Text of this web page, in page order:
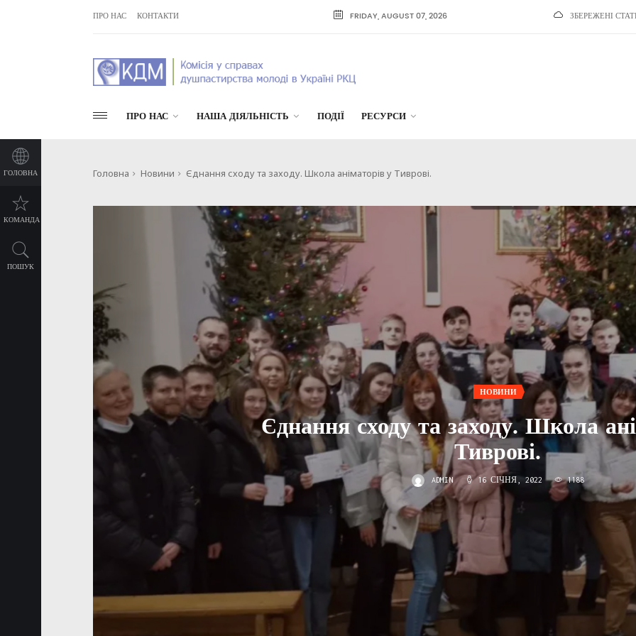
ПРО НАС КОНТАКТИ FRIDAY, AUGUST 07, 2026 ЗБЕРЕЖЕНІ
ПРО НАС НАША ДІЯЛЬНІСТЬ ПОДІЇ РЕСУРСИ
ГОЛОВНА
КОМАНДА
ПОШУК
Головна Новини Єднання сходу та заходу. Школа аніматорів у Тиврові.
НОВИНИ
Єднання сходу та заходу. Школа
Тиврові.
ADMIN 16 СІЧНЯ, 2022 1188